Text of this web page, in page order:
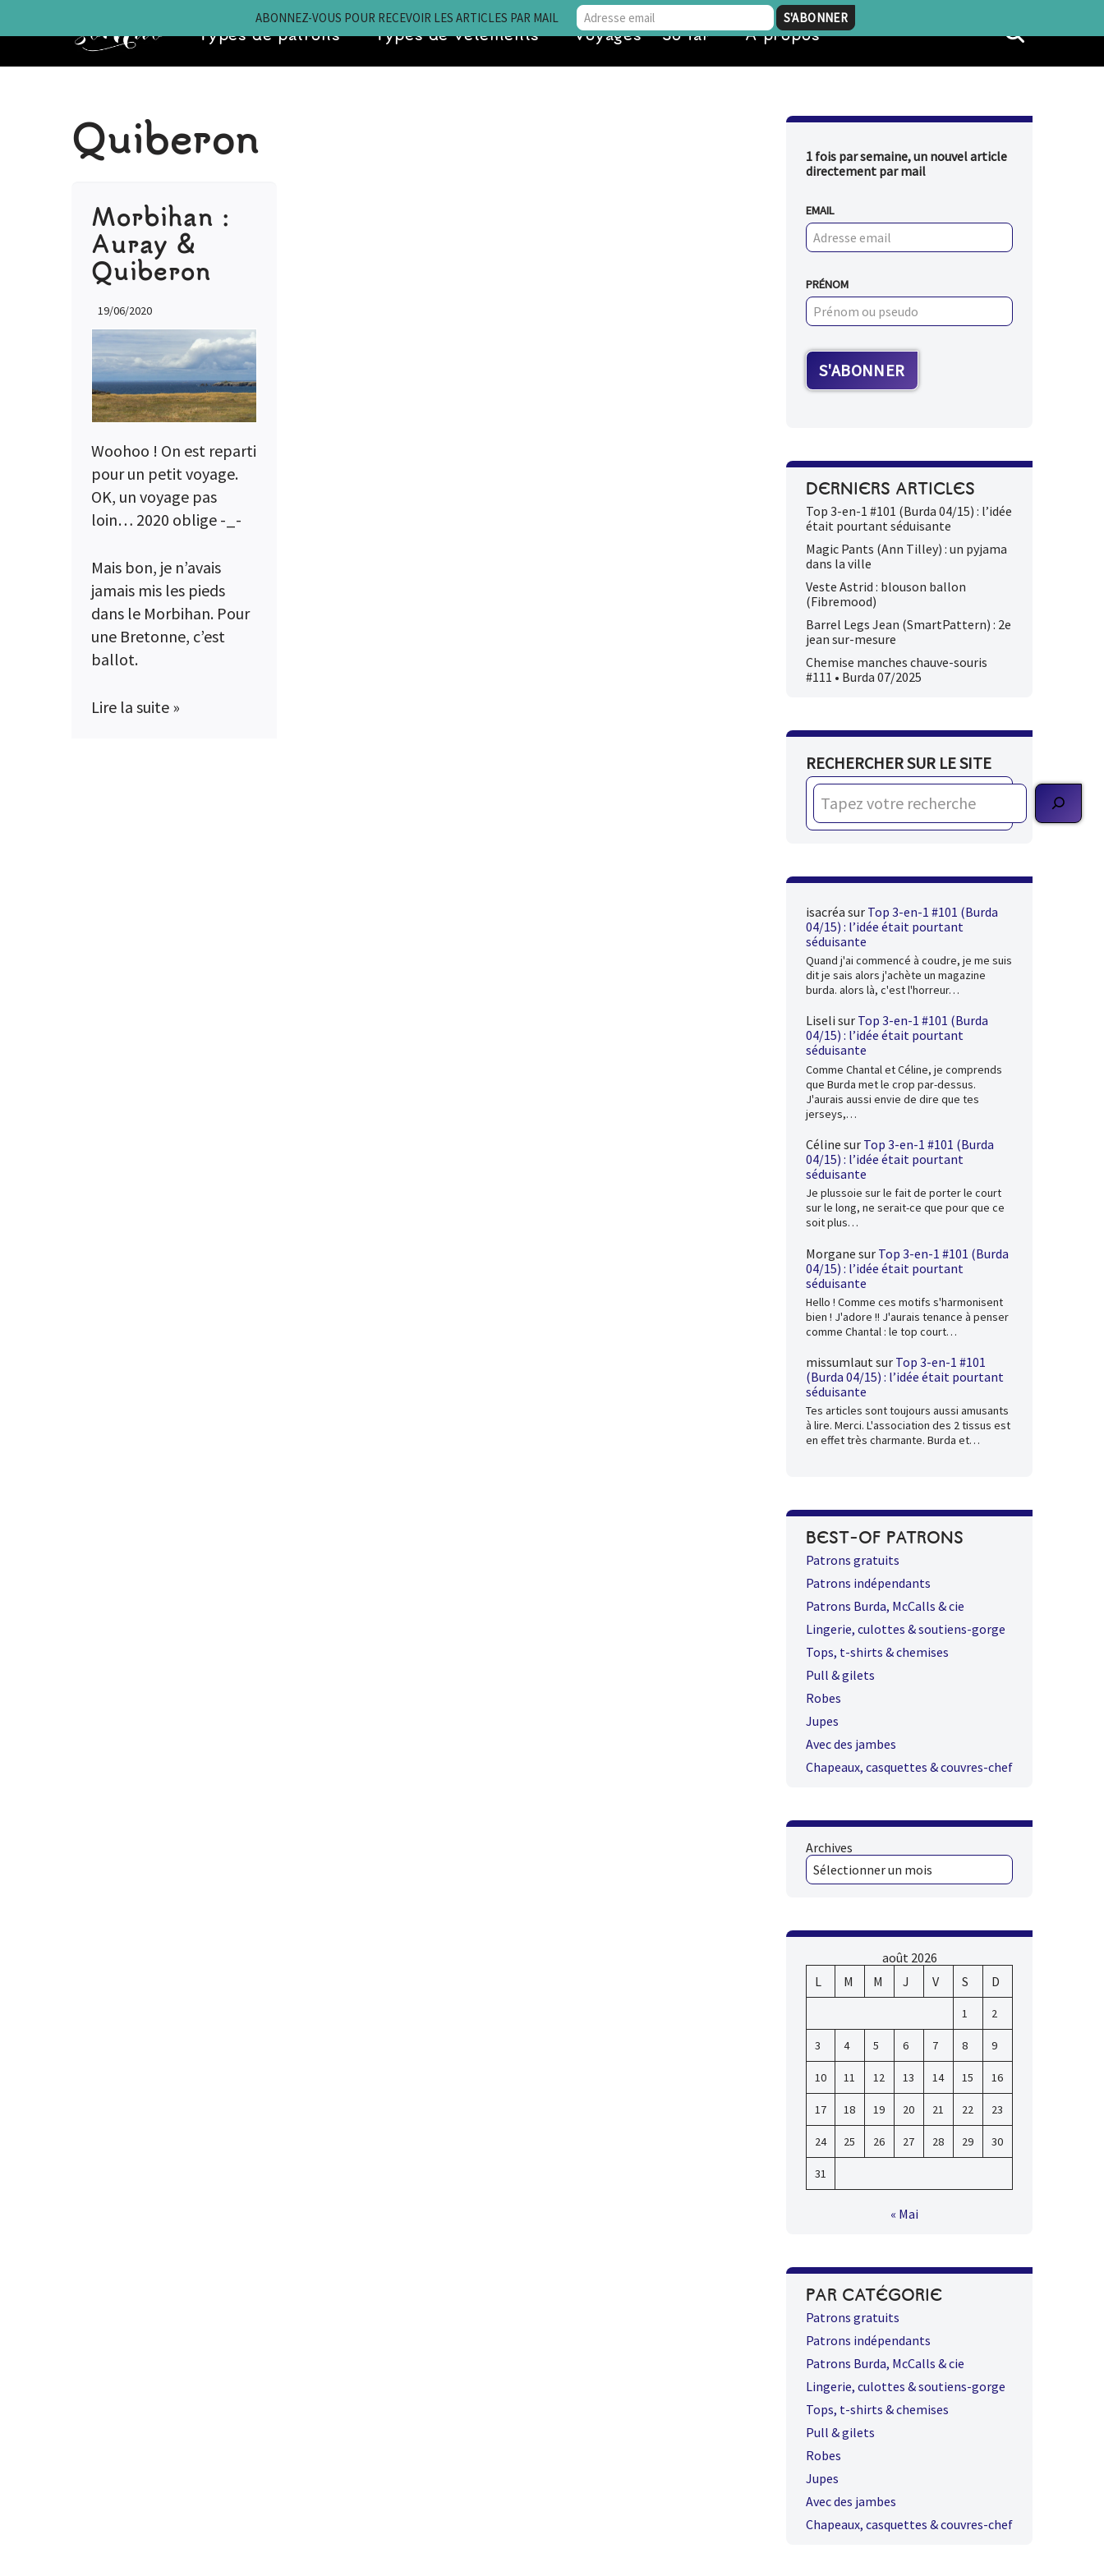
au
Types de patrons Types de vêtements Voyages • So far À propos
Quiberon
Morbihan :
Auray &
Quiberon
19/06/2020
Woohoo ! On est reparti
pour un petit voyage.
OK, un voyage pas
loin… 2020 oblige -_-
Mais bon, je n’avais
jamais mis les pieds
dans le Morbihan. Pour
une Bretonne, c’est
ballot.
Lire la suite »
1 fois par semaine, un nouvel article
directement par mail
EMAIL
PRÉNOM
DERNIERS ARTICLES
Top 3-en-1 #101 (Burda 04/15) : l’idée
était pourtant séduisante
Magic Pants (Ann Tilley) : un pyjama
dans la ville
Veste Astrid : blouson ballon
(Fibremood)
Barrel Legs Jean (SmartPattern) : 2e
jean sur-mesure
Chemise manches chauve-souris
#111 • Burda 07/2025
RECHERCHER SUR LE SITE
isacréa sur Top 3-en-1 #101 (Burda
04/15) : l’idée était pourtant
séduisante
Quand j'ai commencé à coudre, je me suis
dit je sais alors j'achète un magazine
burda. alors là, c'est l'horreur…
Liseli sur Top 3-en-1 #101 (Burda
04/15) : l’idée était pourtant
séduisante
Comme Chantal et Céline, je comprends
que Burda met le crop par-dessus.
J'aurais aussi envie de dire que tes
jerseys,…
Céline sur Top 3-en-1 #101 (Burda
04/15) : l’idée était pourtant
séduisante
Je plussoie sur le fait de porter le court
sur le long, ne serait-ce que pour que ce
soit plus…
Morgane sur Top 3-en-1 #101 (Burda
04/15) : l’idée était pourtant
séduisante
Hello ! Comme ces motifs s'harmonisent
bien ! J'adore !! J'aurais tenance à penser
comme Chantal : le top court…
missumlautsur Top 3-en-1 #101
(Burda 04/15) : l’idée était pourtant
séduisante
Tes articles sont toujours aussi amusants
à lire. Merci. L'association des 2 tissus est
en effet très charmante. Burda et…
BEST-OF PATRONS
Patrons gratuits
Patrons indépendants
Patrons Burda, McCalls & cie
Lingerie, culottes & soutiens-gorge
Tops, t-shirts & chemises
Pull & gilets
Robes
Jupes
Avec des jambes
Chapeaux, casquettes & couvres-chef
Archives
août 2026
L
M M J V S D
1 2
3 4 5 6 7 8 9
10 11 12 13 14 15 16
17 18 19 20 21 22 23
24 25 26 27 28 29 30
31
« Mai
PAR CATÉGORIE
Patrons gratuits
Patrons indépendants
Patrons Burda, McCalls & cie
Lingerie, culottes & soutiens-gorge
Tops, t-shirts & chemises
Pull & gilets
Robes
Jupes
Avec des jambes
Chapeaux, casquettes & couvres-chef
ABONNEZ-VOUS POUR RECEVOIR LES ARTICLES PAR MAIL